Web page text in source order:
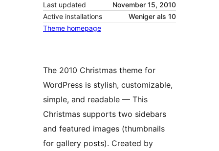
Last updated
November 15, 2010
Active installations
Weniger als 10
Theme homepage
The 2010 Christmas theme for
WordPress is stylish, customizable,
simple, and readable — This
Christmas supports two sidebars
and featured images (thumbnails
for gallery posts). Created by